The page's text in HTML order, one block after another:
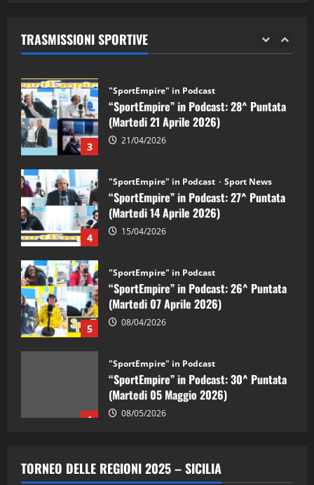
TRASMISSIONI SPORTIVE
2 28/04/2026
3
“SportEmpire” in Podcast: 28^ Puntata
(Martedi 21 Aprile 2026)
21/04/2026
4
“SportEmpire” in Podcast: 27^ Puntata
(Martedi 14 Aprile 2026)
15/04/2026
5
“SportEmpire” in Podcast: 26^ Puntata
(Martedi 07 Aprile 2026)
08/04/2026
1
“SportEmpire” in Podcast: 30^ Puntata
(Martedi 05 Maggio 2026)
08/05/2026
“SportEmpire” in Podcast: 29^ Puntata
(Martedi 28 Aprile 2026)
TORNEO DELLE REGIONI 2025 – SICILIA